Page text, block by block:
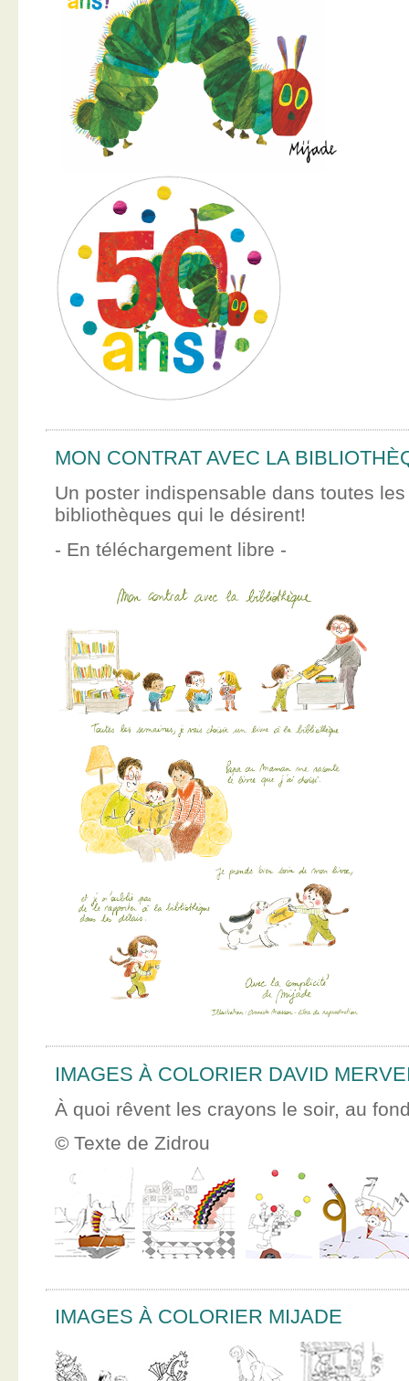
MON CONTRAT AVEC LA
Un poster indispensable dans toutes
bibliothèques qui le désirent!
- En téléchargement libre -
IMAGES À COLORIER DAVID
À quoi rêvent les crayons le soir, au
© Texte de Zidrou
IMAGES À COLORIER MIJADE